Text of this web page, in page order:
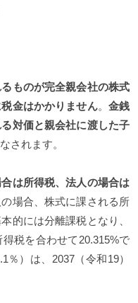
ものが完全親会社の株式
金はかかりません。 金銭
対価と親会社に渡した子
されます。
は所得税、法人の場合は
場合、株式に課される所
的には分離課税となり、
税を合わせて20.315%で
）は、2037（令和19）